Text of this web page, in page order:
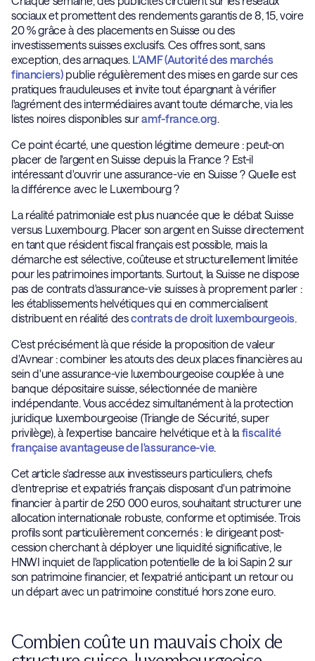
sociaux et promettent des rendements garantis de 8, 15, voire
20 % grâce à des placements en Suisse ou des
investissements suisses exclusifs. Ces offres sont, sans
exception, des arnaques. L'AMF (Autorité des marchés
financiers)publie régulièrement des mises en garde sur ces
pratiques frauduleuses et invite tout épargnant à vérifier
l'agrément des intermédiaires avant toute démarche, via les
listes noires disponibles suramf-france.org.
Ce point écarté, une question légitime demeure : peut-on
placer de l'argent en Suisse depuis la France ? Est-il
intéressant d'ouvrir une assurance-vie en Suisse ? Quelle est
la différence avec le Luxembourg ?
La réalité patrimoniale est plus nuancée que le débat Suisse
versus Luxembourg. Placer son argent en Suisse directement
en tant que résident fiscal français est possible, mais la
démarche est sélective, coûteuse et structurellement limitée
pour les patrimoines importants. Surtout, la Suisse ne dispose
pas de contrats d'assurance-vie suisses à proprement parler :
les établissements helvétiques qui en commercialisent
distribuent en réalité descontrats de droit luxembourgeois.
C'est précisément là que réside la proposition de valeur
d'Avnear : combiner les atouts des deux places financières au
sein d'une assurance-vie luxembourgeoise couplée à une
banque dépositaire suisse, sélectionnée de manière
indépendante. Vous accédez simultanément à la protection
juridique luxembourgeoise (Triangle de Sécurité, super
privilège), à l'expertise bancaire helvétique et à la fiscalité
française avantageuse de l'assurance-vie.
Cet article s'adresse aux investisseurs particuliers, chefs
d'entreprise et expatriés français disposant d'un patrimoine
financier à partir de 250 000 euros, souhaitant structurer une
allocation internationale robuste, conforme et optimisée. Trois
profils sont particulièrement concernés : le dirigeant post-
cession cherchant à déployer une liquidité significative, le
HNWI inquiet de l'application potentielle de la loi Sapin 2 sur
son patrimoine financier, et l'expatrié anticipant un retour ou
un départ avec un patrimoine constitué hors zone euro.
Combien coûte un mauvais choix de